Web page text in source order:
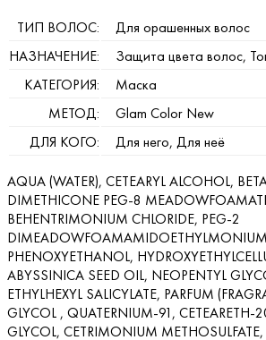
ТИП ВОЛОС:
Для орашенных волос
НАЗНАЧЕНИЕ:
Защита цвета волос,
КАТЕГОРИЯ:
Маска
МЕТОД:
Glam Color New
ДЛЯ КОГО:
Для него, Для неё
AQUA (WATER), CETEARYL ALCOHOL,
DIMETHICONE PEG-8
BEHENTRIMONIUM CHLORIDE, PEG-2
DIMEADOWFOAMAMIDOETHYLMONIUM
PHENOXYETHANOL,
ABYSSINICA SEED OIL, NEOPENTYL
ETHYLHEXYL SALICYLATE, PARFUM
GLYCOL , QUATERNIUM-91, CETEARETH-
GLYCOL, CETRIMONIUM